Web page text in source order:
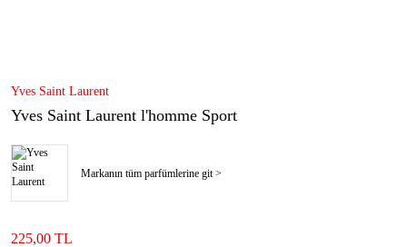
Yves Saint Laurent
Yves Saint Laurent l'homme Sport
Markanın tüm parfümlerine git >
225,00 TL